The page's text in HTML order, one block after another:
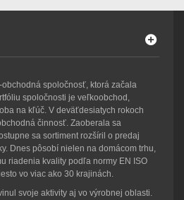
obchodná spoločnosť, ktorá začala
spoločnosti je veľkoobchod,
na kľúč. V deväťdesiatych rokoch
činnosť. Zaoberala sa
sa sortiment rozšíril o predaj
Dnes pôsobí nielen na domácom trhu,
riadenia kvality podľa normy EN ISO
vo viac ako 30 krajinách.
svoje aktivity aj vo výrobnej oblasti.